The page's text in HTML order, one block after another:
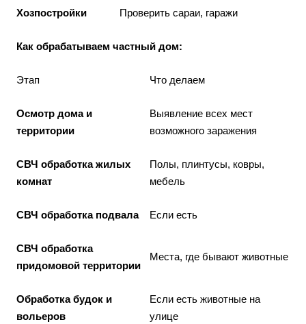
Хозпостройки Проверить сараи, гаражи
Как обрабатываем частный дом:
Этап Что делаем
Осмотр дома и
территории
Выявление всех мест
возможного заражения
СВЧ обработка жилых
комнат
Полы, плинтусы, ковры,
мебель
СВЧ обработка подвала Если есть
СВЧ обработка
придомовой территории
Места, где бывают животные
Обработка будок и
вольеров
Если есть животные на
улице